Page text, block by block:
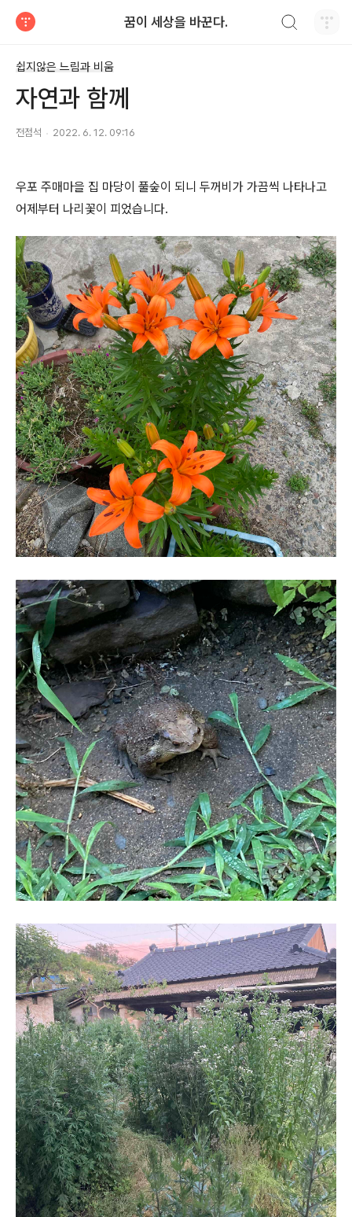
꿈이 세상을 바꾼다.
쉽지않은 느림과 비움
자연과 함께
전점석 2022. 6. 12. 09:16
우포 주매마을 집 마당이 풀숲이 되니 두꺼비가 가끔씩 나타나고
어제부터 나리꽃이 피었습니다.